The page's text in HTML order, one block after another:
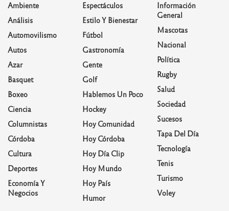
Ambiente
Análisis
Automovilismo
Autos
Azar
Basquet
Boxeo
Ciencia
Columnistas
Córdoba
Cultura
Deportes
Economía Y
Negocios
Espectáculos
Estilo Y Bienestar
Fútbol
Gastronomía
Gente
Golf
Hablemos Un Poco
Hockey
Hoy Comunidad
Hoy Córdoba
Hoy Día Clip
Hoy Mundo
Hoy País
Humor
Información
General
Mascotas
Nacional
Política
Rugby
Salud
Sociedad
Sucesos
Tapa Del Día
Tecnología
Tenis
Turismo
Voley